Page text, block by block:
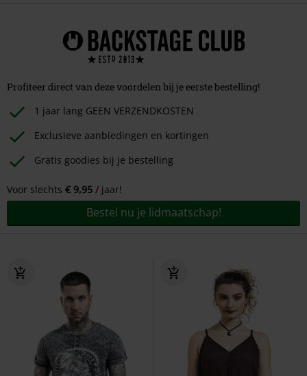
Profiteer direct van deze voordelen bij je eerste bestelling!
1 jaar lang GEEN VERZENDKOSTEN
Exclusieve aanbiedingen en kortingen
Gratis goodies bij je bestelling
Voor slechts € 9,95 jaar!
Bestel nu je lidmaatschap!